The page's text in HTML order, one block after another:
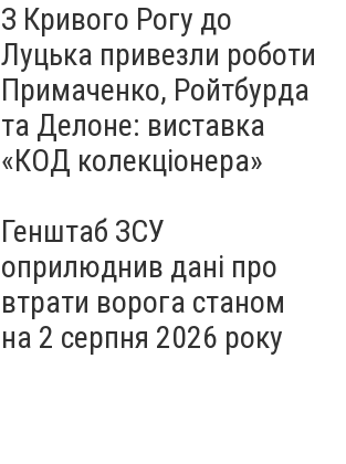
З Кривого Рогу до
Луцька привезли роботи
Примаченко, Ройтбурда
та Делоне: виставка
«КОД колекціонера»
Генштаб ЗСУ
оприлюднив дані про
втрати ворога станом
на 2 серпня 2026 року